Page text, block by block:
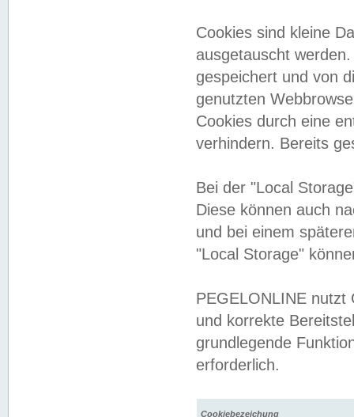
Cookies sind kleine
ausgetauscht
gespeichert und von
genutzten
Cookies durch eine
verhindern. Bereits
Bei der "Local
Diese können auch
und bei einem
"Local Storage"
PEGELONLINE nutzt
und korrekte
grundlegende
erforderlich.
Cookiebezeichung